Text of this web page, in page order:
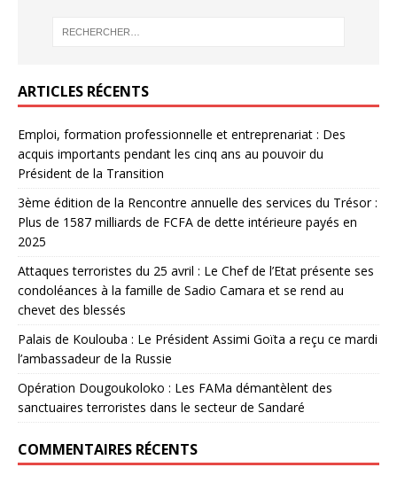
ARTICLES RÉCENTS
Emploi, formation professionnelle et entreprenariat : Des
acquis importants pendant les cinq ans au pouvoir du
Président de la Transition
3ème édition de la Rencontre annuelle des services du Trésor :
Plus de 1587 milliards de FCFA de dette intérieure payés en
2025
Attaques terroristes du 25 avril : Le Chef de l’Etat présente ses
condoléances à la famille de Sadio Camara et se rend au
chevet des blessés
Palais de Koulouba : Le Président Assimi Goïta a reçu ce mardi
l’ambassadeur de la Russie
Opération Dougoukoloko : Les FAMa démantèlent des
sanctuaires terroristes dans le secteur de Sandaré
COMMENTAIRES RÉCENTS